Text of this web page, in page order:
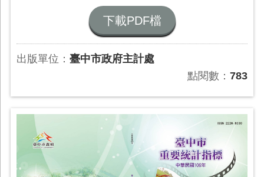
下載PDF檔
出版單位： 臺中市政府主計處
點閱數：783